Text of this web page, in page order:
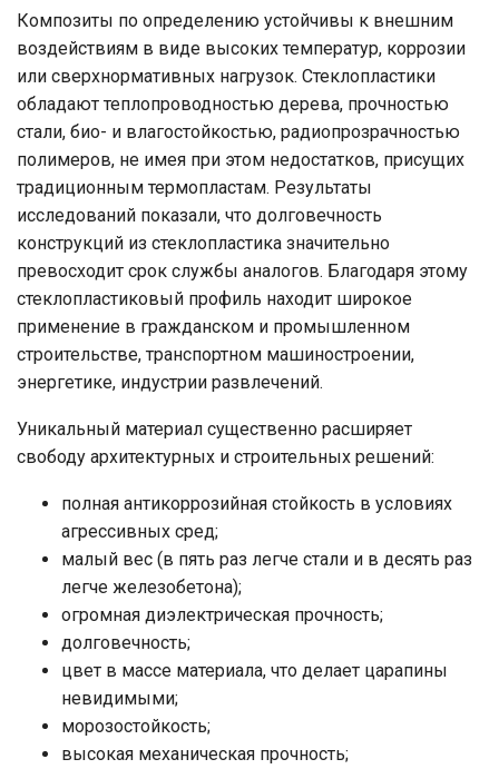
Композиты по определению устойчивы к внешним
воздействиям в виде высоких температур, коррозии
или сверхнормативных нагрузок. Стеклопластики
обладают теплопроводностью дерева, прочностью
стали, био- и влагостойкостью, радиопрозрачностью
полимеров, не имея при этом недостатков, присущих
традиционным термопластам. Результаты
исследований показали, что долговечность
конструкций из стеклопластика значительно
превосходит срок службы аналогов. Благодаря этому
стеклопластиковый профиль находит широкое
применение в гражданском и промышленном
строительстве, транспортном машиностроении,
энергетике, индустрии развлечений.
Уникальный материал существенно расширяет
свободу архитектурных и строительных решений:
полная антикоррозийная стойкость в условиях
агрессивных сред;
малый вес (в пять раз легче стали и в десять раз
легче железобетона);
огромная диэлектрическая прочность;
долговечность;
цвет в массе материала, что делает царапины
невидимыми;
морозостойкость;
высокая механическая прочность;